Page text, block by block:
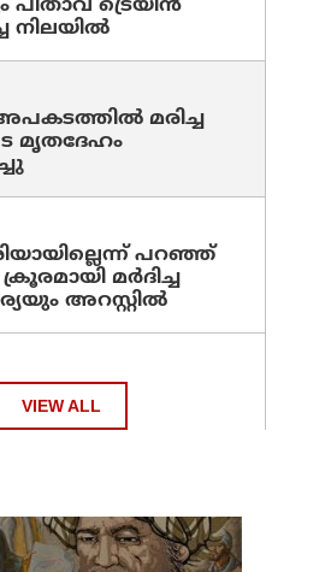
പിതാവ് ട്രെയിൻ
നിലയിൽ
മരിച്ച
മൃതദേഹം
പറഞ്ഞ്
മര്‍ദിച്ച
അറസ്റ്റില്‍
VIEW ALL